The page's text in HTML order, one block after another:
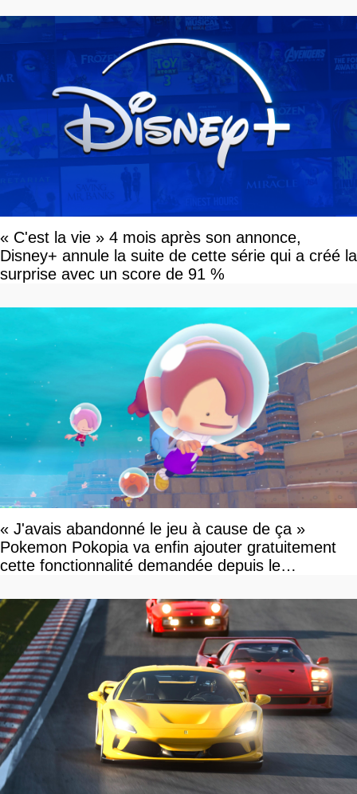
« C'est la vie » 4 mois après son annonce,
Disney+ annule la suite de cette série qui a créé la
surprise avec un score de 91 %
« J'avais abandonné le jeu à cause de ça »
Pokemon Pokopia va enfin ajouter gratuitement
cette fonctionnalité demandée depuis le